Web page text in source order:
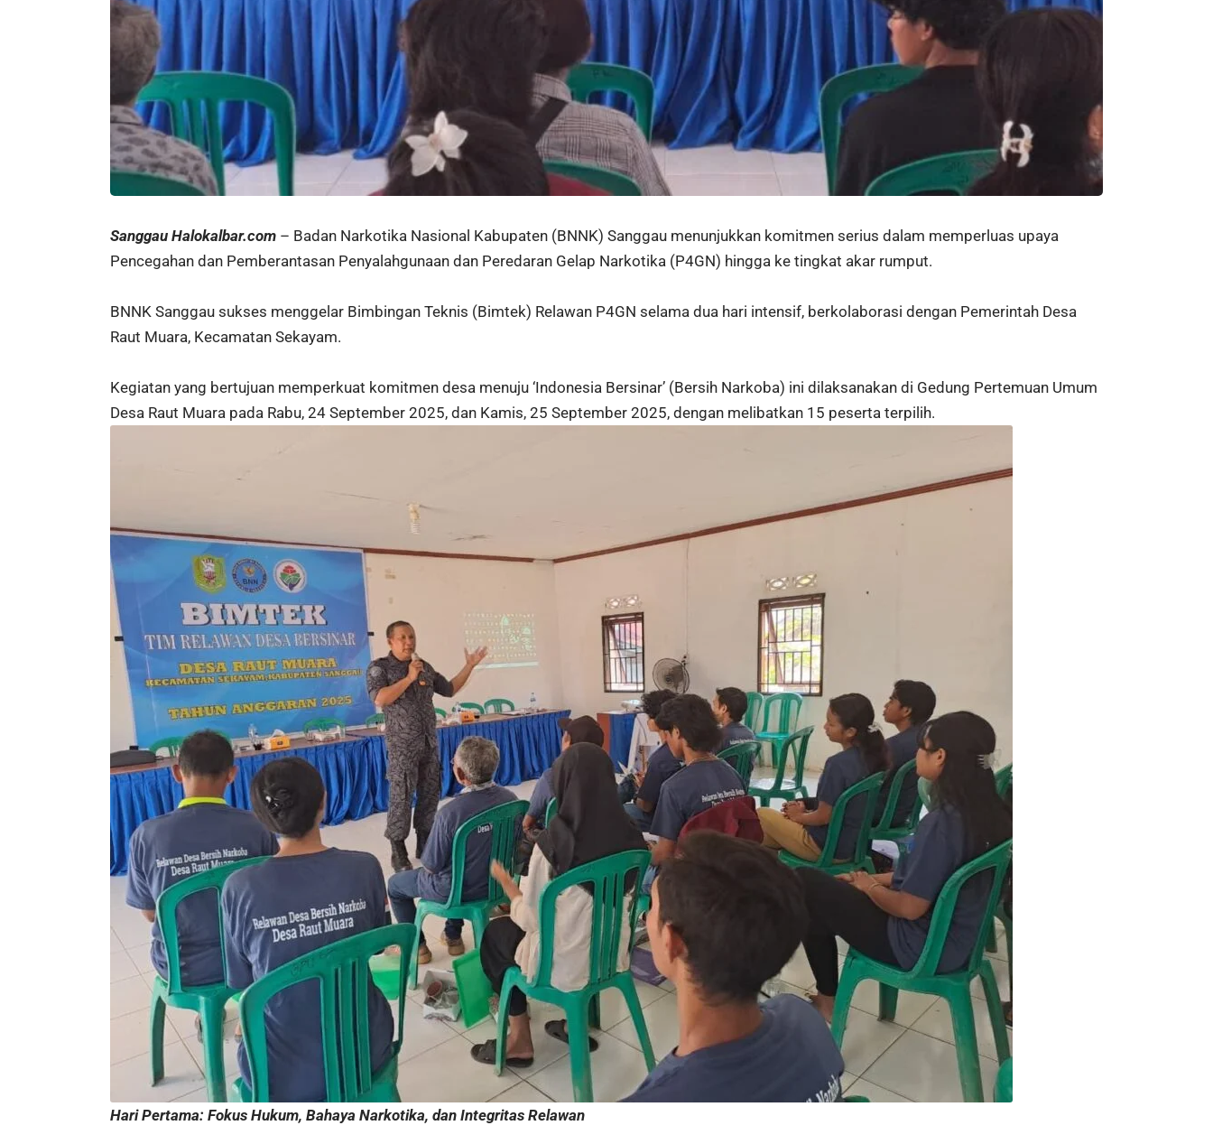
Sanggau Halokalbar.com – Badan Narkotika Nasional Kabupaten (BNNK) Sanggau menunjukkan komitmen serius dalam memperluas upaya
Pencegahan dan Pemberantasan Penyalahgunaan dan Peredaran Gelap Narkotika (P4GN) hingga ke tingkat akar rumput.
BNNK Sanggau sukses menggelar Bimbingan Teknis (Bimtek) Relawan P4GN selama dua hari intensif, berkolaborasi dengan Pemerintah Desa
Raut Muara, Kecamatan Sekayam.
Kegiatan yang bertujuan memperkuat komitmen desa menuju ‘Indonesia Bersinar’ (Bersih Narkoba) ini dilaksanakan di Gedung Pertemuan Umum
Desa Raut Muara pada Rabu, 24 September 2025, dan Kamis, 25 September 2025, dengan melibatkan 15 peserta terpilih.
Hari Pertama: Fokus Hukum, Bahaya Narkotika, dan Integritas Relawan